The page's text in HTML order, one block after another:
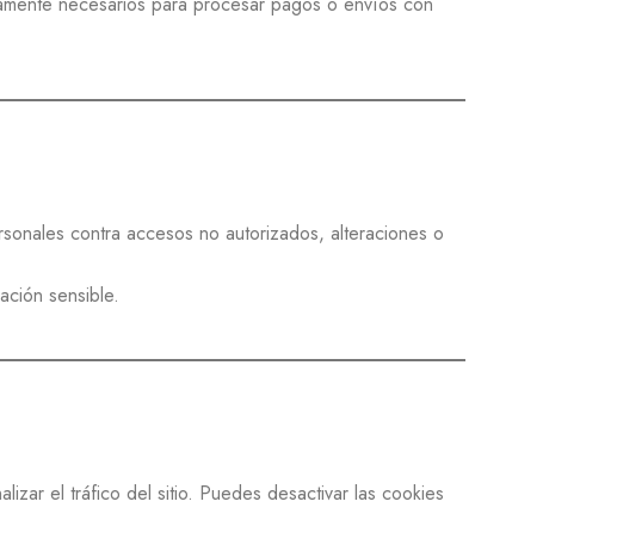
contra accesos no autorizados, alteraciones o
sensible.
el tráfico del sitio. Puedes desactivar las cookies